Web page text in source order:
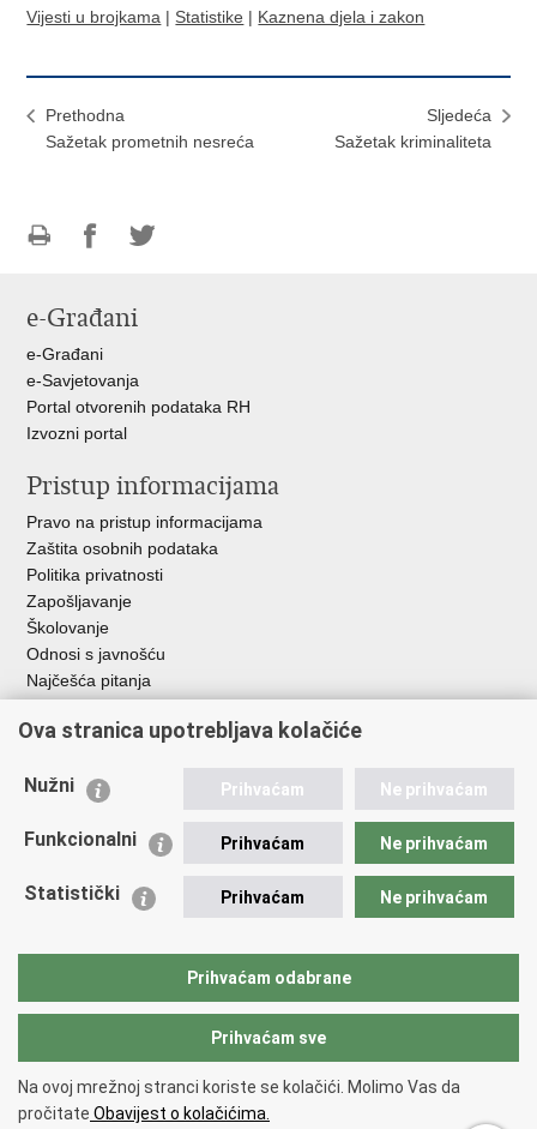
Vijesti u brojkama | Statistike | Kaznena djela i zakon
Prethodna
Sažetak prometnih nesreća
Sljedeća
Sažetak kriminaliteta
FacebookuTwitteru
e-Građani
e-Građani
e-Savjetovanja
Portal otvorenih podataka RH
Izvozni portal
Pristup informacijama
Pravo na pristup informacijama
Zaštita osobnih podataka
Politika privatnosti
Zapošljavanje
Školovanje
Odnosi s javnošću
Najčešća pitanja
Važne poveznice
EMN Nacionalna kontaktna točka za Republiku Hrvatsku
Policijska akademija
Zaklada policijske solidarnosti
Sindikati
Copyright © 2026 Ravnateljstvo policije.
Ova stranica upotrebljava kolačiće
Nužni Prihvaćam Ne prihvaćam
Funkcionalni Prihvaćam Ne prihvaćam
Statistički Prihvaćam Ne prihvaćam
Prihvaćam odabrane
Prihvaćam sve
Na ovoj mrežnoj stranci koriste se kolačići. Molimo Vas da
pročitate Obavijest o kolačićima.